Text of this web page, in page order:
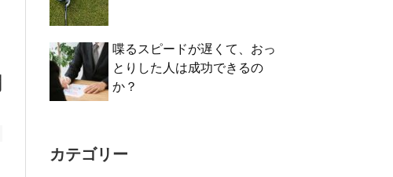
喋るスピードが遅くて、おっ
とりした人は成功できるの
か？
カテゴリー